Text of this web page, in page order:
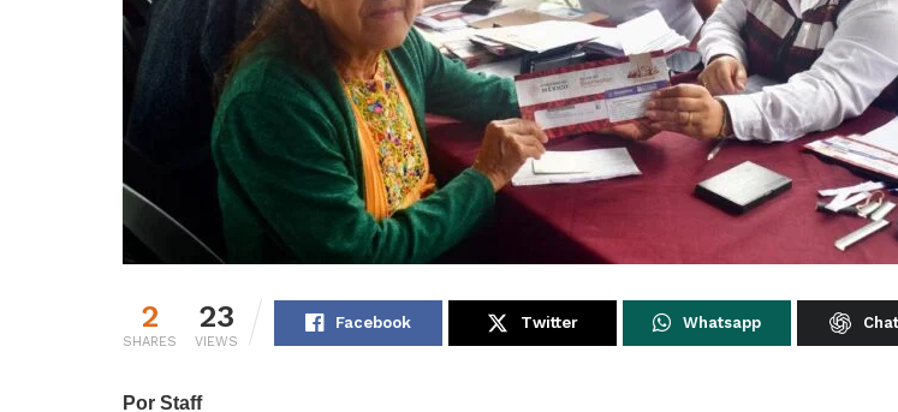
2
SHARES
23
VIEWS
Facebook Twitter Whatsapp
Por Staff